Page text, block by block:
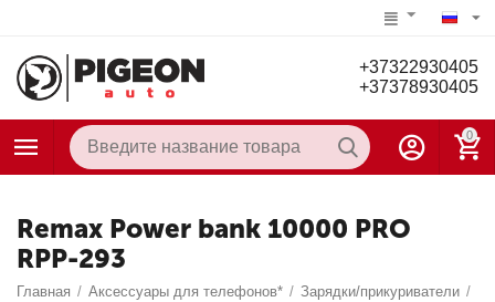
+37322930405
+37378930405
0
Remax Power bank 10000 PRO
RPP-293
Главная / Аксессуары для телефонов* / Зарядки/прикуриватели /